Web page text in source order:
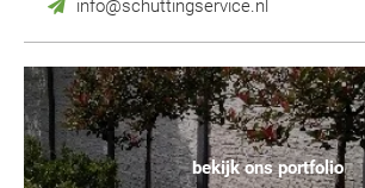
info@schuttingservice.nl
bekijk ons portfolio